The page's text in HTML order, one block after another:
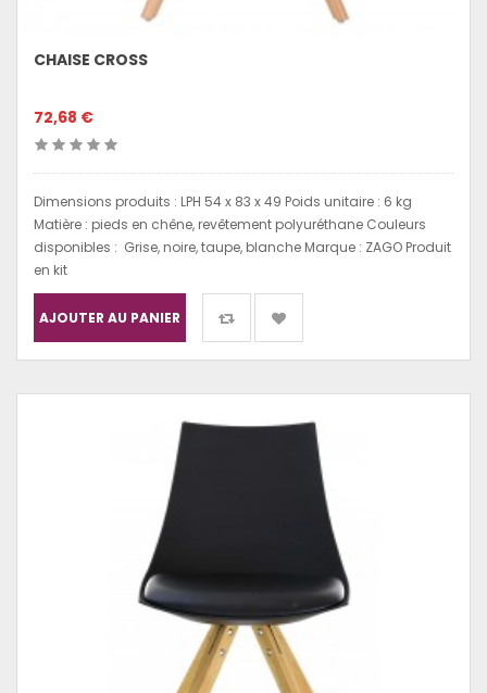
CHAISE CROSS
72,68 €
Dimensions produits : LPH 54 x 83 x 49 Poids unitaire : 6 kg
Matière : pieds en chêne, revêtement polyuréthane Couleurs
disponibles : Grise, noire, taupe, blanche Marque : ZAGO Produit
en kit
AJOUTER AU PANIER